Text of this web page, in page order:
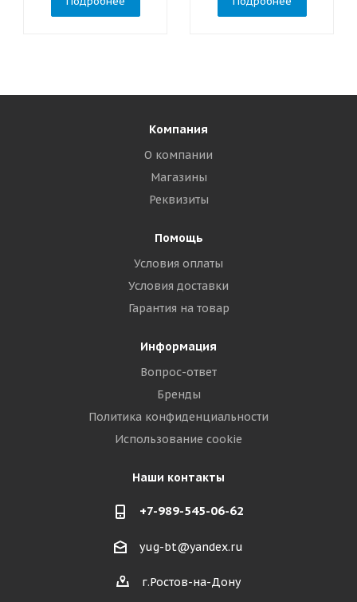
Компания
О компании
Магазины
Реквизиты
Помощь
Условия оплаты
Условия доставки
Гарантия на товар
Информация
Вопрос-ответ
Бренды
Политика конфиденциальности
Использование cookie
Наши контакты
+7-989-545-06-62
yug-bt@yandex.ru
г.Ростов-на-Дону